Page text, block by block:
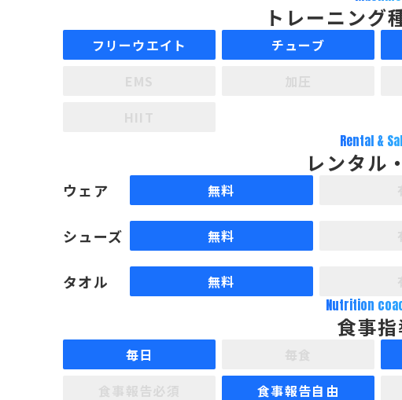
トレーニング
フリーウエイト チューブ
Rental &
レンタル
ウェア 無料
シューズ 無料
タオル 無料
Nutrition
食事
毎日
食事報告自由